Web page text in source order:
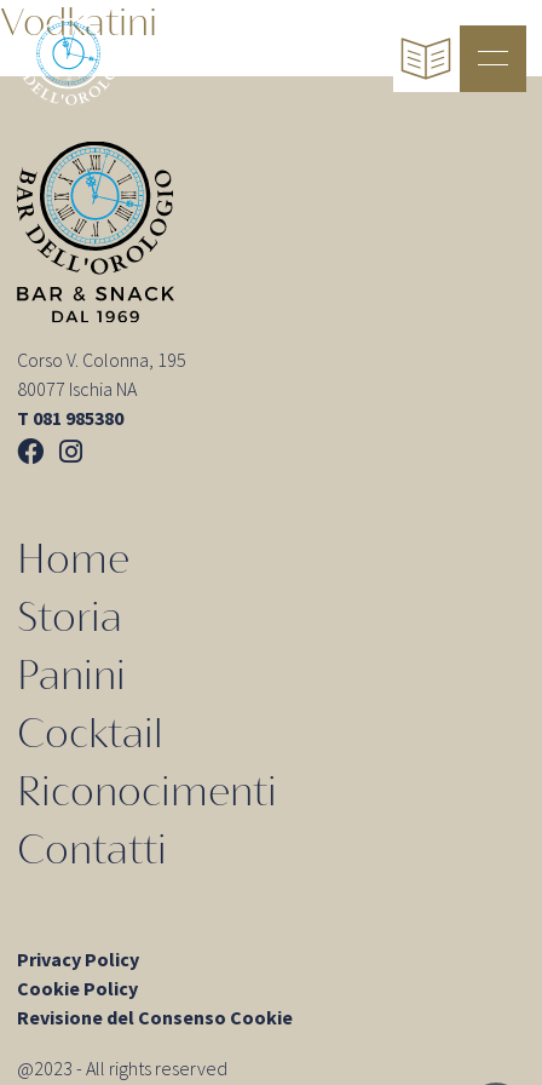
Vodkatini
Corso V. Colonna, 195
80077 Ischia NA
T 081 985380
Home
Storia
Panini
Cocktail
Riconocimenti
Contatti
Privacy Policy
Cookie Policy
Revisione del Consenso Cookie
@2023 - All rights reserved